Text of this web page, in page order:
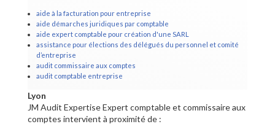
aide à la facturation pour entreprise
aide démarches juridiques par comptable
aide expert comptable pour création d'une SARL
assistance pour élections des délégués du personnel et comité
d’entreprise
audit commissaire aux comptes
audit comptable entreprise
Lyon
JM Audit Expertise Expert comptable et commissaire aux
comptes intervient à proximité de :